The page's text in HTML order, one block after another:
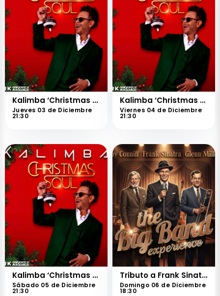
Kalimba ‘Christmas Soul’
Jueves 03 de Diciembre
21:30
Kalimba ‘Christmas Soul’
Viernes 04 de Diciembre
21:30
Kalimba ‘Christmas Soul’
Sábado 05 de Diciembre
21:30
Tributo a Frank Sinatra, Ray Conniff y Glenn Miller
Domingo 06 de Diciembre
18:30